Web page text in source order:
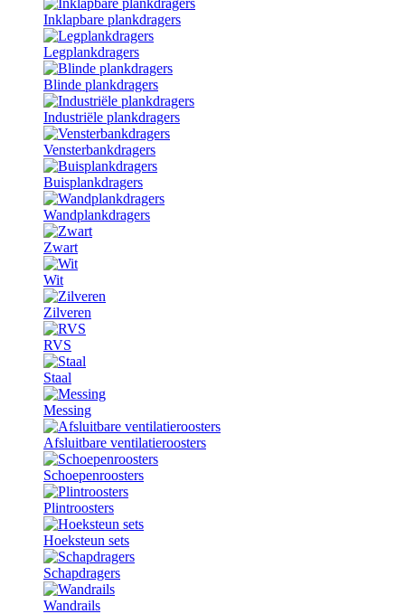
Inklapbare plankdragers
Legplankdragers
Blinde plankdragers
Industriële plankdragers
Vensterbankdragers
Buisplankdragers
Wandplankdragers
Zwart
Wit
Zilveren
RVS
Staal
Messing
Afsluitbare ventilatieroosters
Schoepenroosters
Plintroosters
Hoeksteun sets
Schapdragers
Wandrails